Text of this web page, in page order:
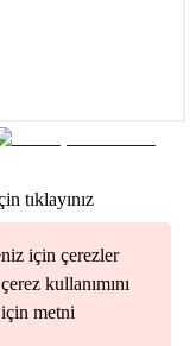
için çerezler
kullanımını
metni
tıklayınız